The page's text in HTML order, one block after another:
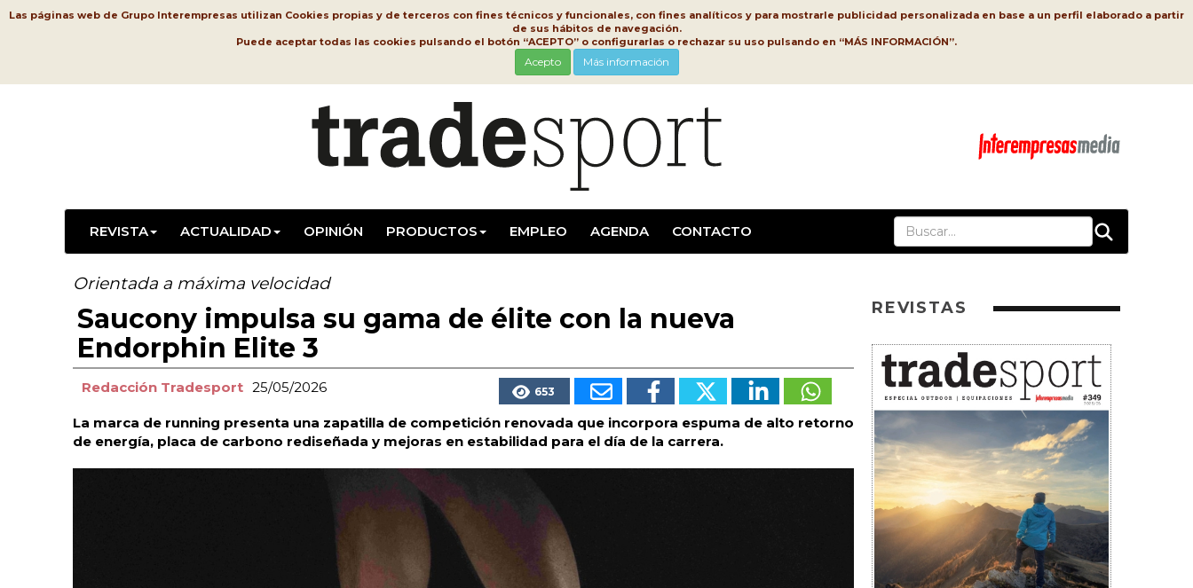
Las páginas web de Grupo Interempresas utilizan Cookies propias y de terceros con fines técnicos y funcionales, con fines analíticos y para mostrarle publicidad personalizada en base a un perfil elaborado a partir
de sus hábitos de navegación.
Puede aceptar todas las cookies pulsando el botón “ACEPTO” o configurarlas o rechazar su uso pulsando en “MÁS INFORMACIÓN”.
Acepto Más información
REVISTA ACTUALIDAD OPINIÓN PRODUCTOS EMPLEO AGENDA CONTACTO
Orientada a máxima velocidad
Saucony impulsa su gama de élite con la nueva
Endorphin Elite 3
Redacción Tradesport 25/05/2026 653
La marca de running presenta una zapatilla de competición renovada que incorpora espuma de alto retorno
de energía, placa de carbono rediseñada y mejoras en estabilidad para el día de la carrera.
REVISTAS